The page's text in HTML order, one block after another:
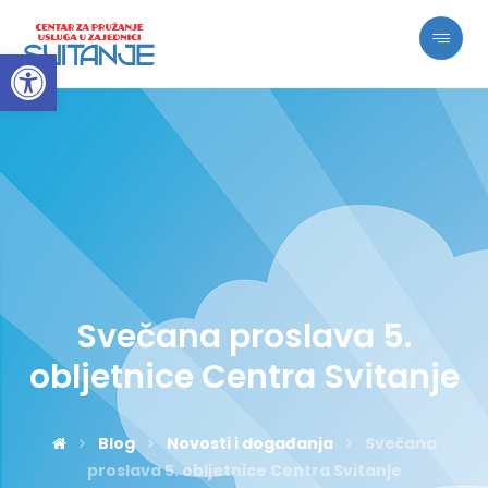
Open toolbar
Svečana proslava 5.
obljetnice Centra Svitanje
Blog Novosti i događanja
Svečana
proslava 5. obljetnice Centra Svitanje